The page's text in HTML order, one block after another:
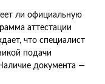
ли официальную
аттестации
что специалист
подачи
документа —